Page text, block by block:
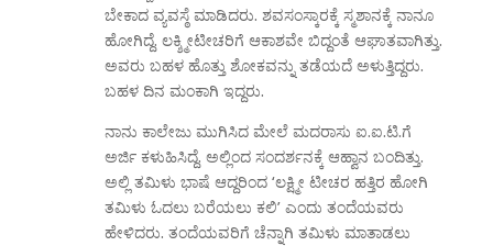
ಬೇಕಾದ ವ್ಯವಸ್ಠೆ ಮಾಡಿದರು. ಶವಸಂಸ್ಕಾರಕ್ಕೆ ಸ್ಮಶಾನಕ್ಕೆ ನಾನೂ
ಹೋಗಿದ್ದೆ. ಲಕ್ಶ್ಮೀಟೀಚರಿಗೆ ಆಕಾಶವೇ ಬಿದ್ದಂತೆ ಆಘಾತವಾಗಿತ್ತು.
ಅವರು ಬಹಳ ಹೊತ್ತು ಶೋಕವನ್ನು ತಡೆಯದೆ ಅಳುತ್ತಿದ್ದರು.
ಬಹಳ ದಿನ ಮಂಕಾಗಿ ಇದ್ದರು.
ನಾನು ಕಾಲೇಜು ಮುಗಿಸಿದ ಮೇಲೆ ಮದರಾಸು ಐ.ಐ.ಟಿ.ಗೆ
ಅರ್ಜಿ ಕಳುಹಿಸಿದ್ದೆ. ಅಲ್ಲಿಂದ ಸಂದರ್ಶನಕ್ಕೆ ಆಹ್ವಾನ ಬಂದಿತ್ತು.
ಅಲ್ಲಿ ತಮಿಳು ಭಾಷೆ ಆದ್ದರಿಂದ ‘ಲಕ್ಷ್ಮೀ ಟೀಚರ ಹತ್ತಿರ ಹೋಗಿ
ತಮಿಳು ಓದಲು ಬರೆಯಲು ಕಲಿ’ ಎಂದು ತಂದೆಯವರು
ಹೇಳಿದರು. ತಂದೆಯವರಿಗೆ ಚೆನ್ನಾಗಿ ತಮಿಳು ಮಾತಾಡಲು